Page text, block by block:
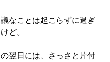
なことは起こらずに過ぎ
ど。
翌日には、さっさと片付